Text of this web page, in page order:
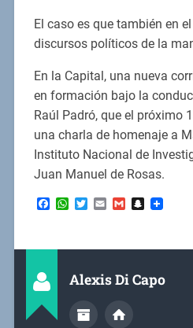
El caso es que también en
discursos políticos de la
En la Capital, una nueva
en formación bajo la
Raúl Padró, que el próximo
una charla de homenaje a
Instituto Nacional de
Juan Manuel de Rosas.
Facebook
WhatsApp
Twitter
EmailGmailSnapchat
Alexis Di Capo